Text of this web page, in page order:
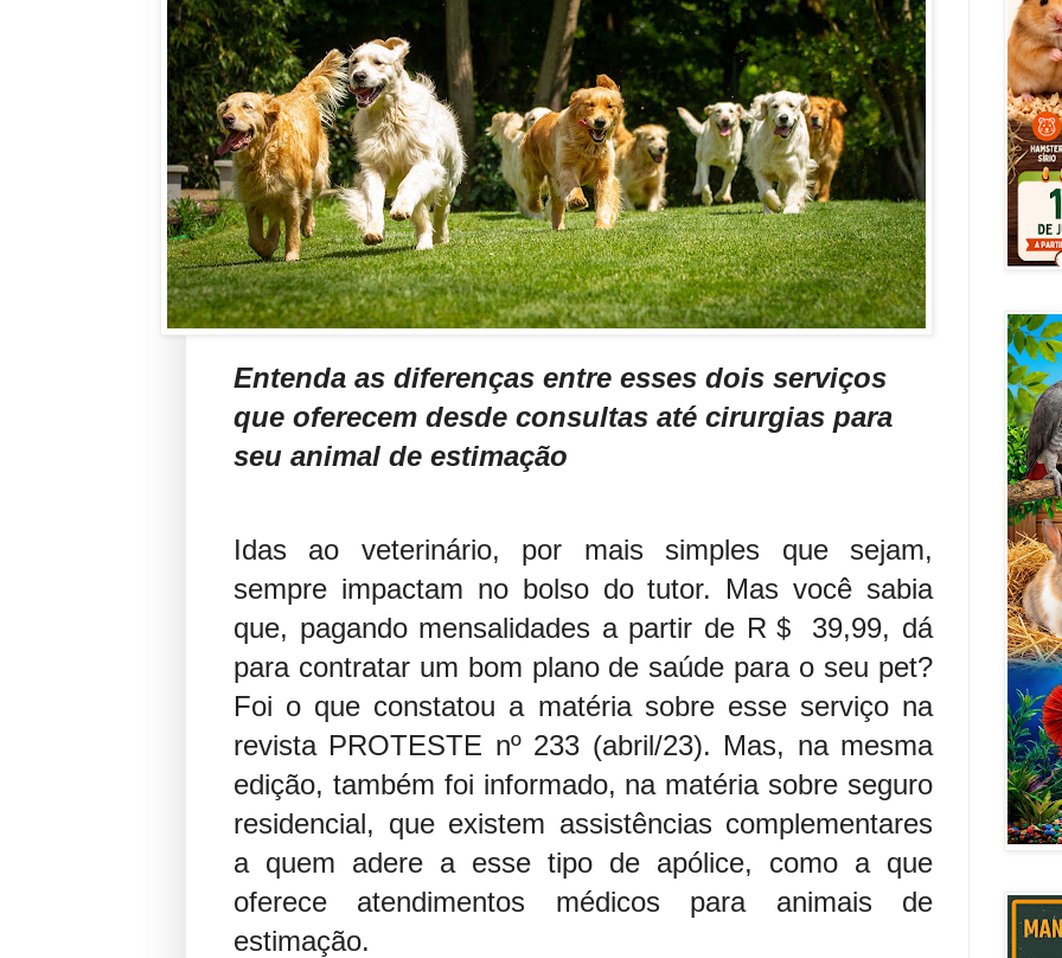
Entenda as diferenças entre esses dois serviços
que oferecem desde consultas até cirurgias para
seu animal de estimação
Idas ao veterinário, por mais simples que sejam,
sempre impactam no bolso do tutor. Mas você sabia
que, pagando mensalidades a partir de R＄ 39,99, dá
para contratar um bom plano de saúde para o seu pet?
Foi o que constatou a matéria sobre esse serviço na
revista PROTESTE nº 233 (abril/23). Mas, na mesma
edição, também foi informado, na matéria sobre seguro
residencial, que existem assistências complementares
a quem adere a esse tipo de apólice, como a que
oferece atendimentos médicos para animais de
estimação.